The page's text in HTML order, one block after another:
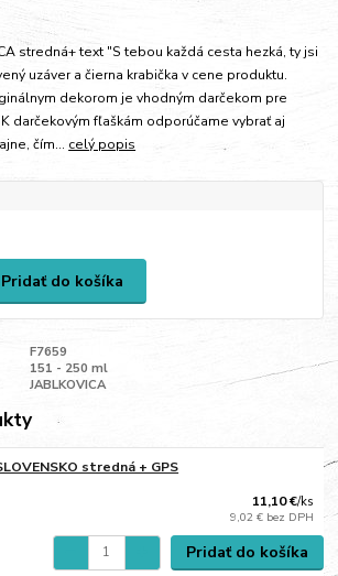
stredná+ text "S tebou každá cesta hezká, ty jsi
uzáver a čierna krabička v cene produktu.
dekorom je vhodným darčekom pre
darčekovým fľaškám odporúčame vybrať aj
čím... celý popis
Pridať do košíka
F7659
151 - 250 ml
JABLKOVICA
stredná + GPS
11,10 €/ks
9,02 € bez DPH
Pridať do košíka